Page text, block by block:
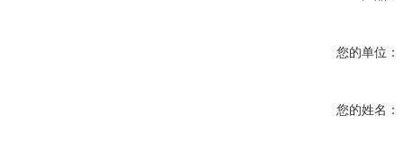
您的单位：
您的姓名：